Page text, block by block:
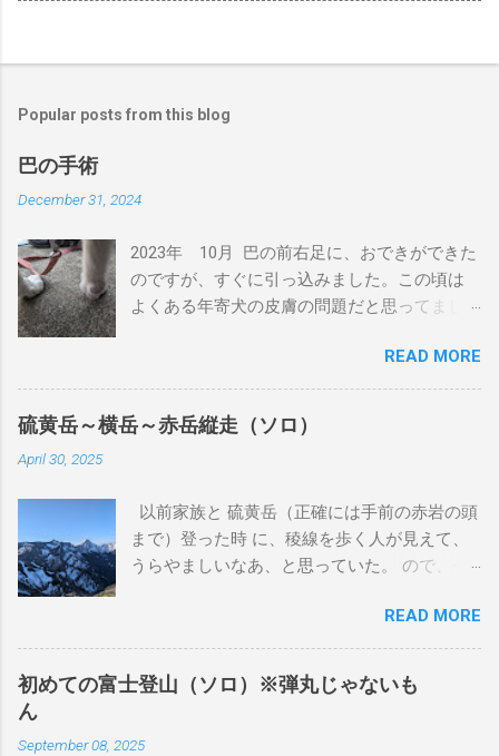
Popular posts from this blog
巴の手術
December 31, 2024
2023年 10月 巴の前右足に、おできができた
のですが、すぐに引っ込みました。この頃は
よくある年寄犬の皮膚の問題だと思ってまし
ができました。丁度、狂犬病注射の時期だっ
たため、その頃の獣医に処方を聞きました。
前回と同じように引っ込むと思うが、大きく
なるようだったら相談してということでし
た。 この獣医さんは、来月廃業するとのこと
だったので、紹介状を書いてもらいました。
2024年 7月 おできが大きくなってきているの
ました。そちらでも、良性とも悪性ともわか
らず、巴が15歳（人間で言うと83歳）なの
で、手術に伴う麻酔の体への負担を気にされ
READ MORE
硫黄岳～横岳～赤岳縦走（ソロ）
April 30, 2025
以前家族と 硫黄岳（正確には手前の赤岩の頭
まで）登った時 に、稜線を歩く人が見えて、
うらやましいなあ、と思っていた。 ので、今
キャンする日の前日に、ソロで小屋泊して、
稜線歩きをすることにしました。 1日目 登山
口まで 地元駅早朝に出て、東京駅から佐久平
まで北陸新幹線で行き、JR小海線で小海駅ま
READ MORE
初めての富士登山（ソロ）※弾丸じゃないも
ん
September 08, 2025